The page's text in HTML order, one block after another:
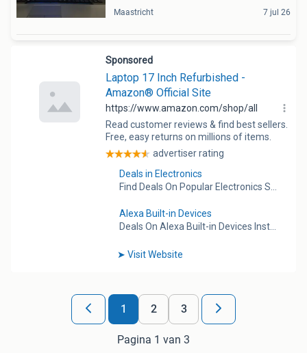
Maastricht 7 jul 26
1 2 3
Pagina 1 van 3